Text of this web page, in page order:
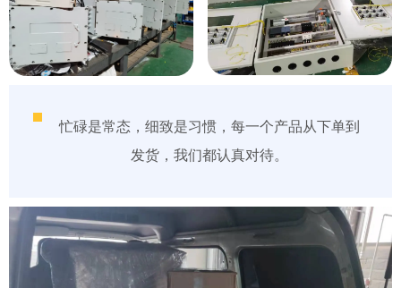
忙碌是常态，细致是习惯，每一个产品从下单到
发货，我们都认真对待。